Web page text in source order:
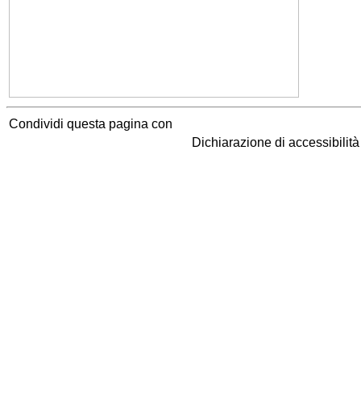
Condividi questa pagina con
Dichiarazione di